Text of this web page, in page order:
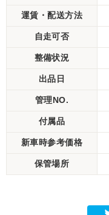
運賃・配送方法
自走可否
整備状況
出品日
管理NO.
付属品
新車時参考価格
保管場所